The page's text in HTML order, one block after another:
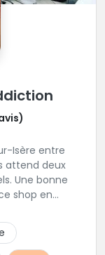
Isère entre
attend deux
Une bonne
shop en